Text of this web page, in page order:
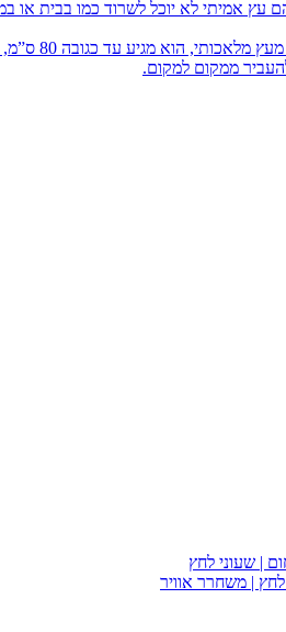
עץ אמיתי לא יוכל לשרוד כמו בבית או
עציץ
ממקום למקום.
| שעוני לחץ
| משחרר אוויר